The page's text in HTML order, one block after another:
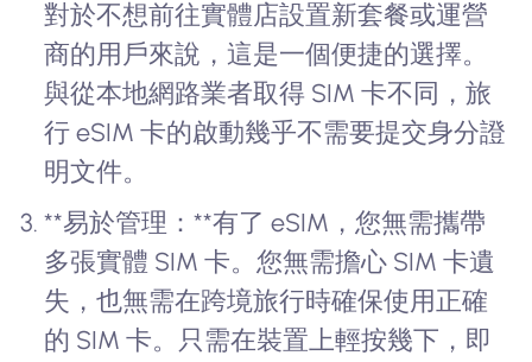
對於不想前往實體店設置新套餐或運營
商的用戶來說，這是一個便捷的選擇。
與從本地網路業者取得 SIM 卡不同，旅
行 eSIM 卡的啟動幾乎不需要提交身分證
明文件。
**易於管理：**有了 eSIM，您無需攜帶
多張實體 SIM 卡。您無需擔心 SIM 卡遺
失，也無需在跨境旅行時確保使用正確
的 SIM 卡。只需在裝置上輕按幾下，即